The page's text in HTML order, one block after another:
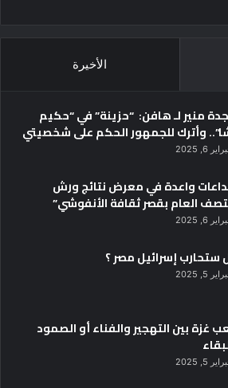
الأخيرة
منير لـ هافن: “حزينة” في “حكيم
وأترك للجمهور الحكم على شخصيتي
6, 2025
واعدة في معرض نتائج ورش
العام بقصر ثقافة الأنفوشي”
6, 2025
ستحارب إسرائيل مصر ؟
5, 2025
غزة بين التهجير والفناء أو الصمود
5, 2025